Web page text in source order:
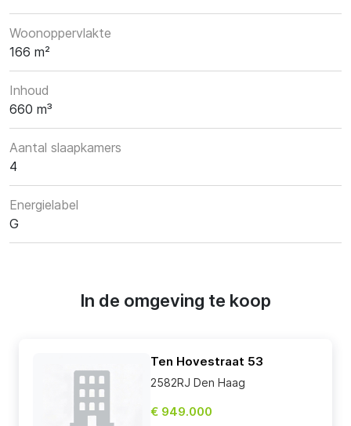
Woonoppervlakte
166 m²
Inhoud
660 m³
Aantal slaapkamers
4
Energielabel
G
In de omgeving te koop
Ten Hovestraat 53
2582RJ Den Haag
€ 949.000